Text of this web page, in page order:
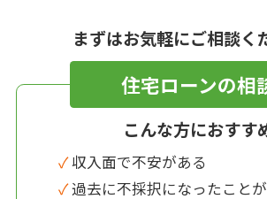
まずはお気軽にご相談く
住宅ローンの相
こんな方におすす
✓ 収入面で不安がある
✓ 過去に不採択になったこと